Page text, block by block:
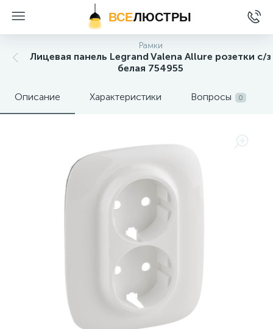
ВСЕЛЮСТРЫ
Рамки
Лицевая панель Legrand Valena Allure розетки с/з
белая 754955
Описание Характеристики Вопросы 0